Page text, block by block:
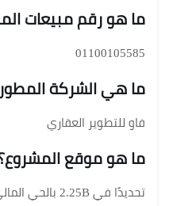
ما هو رقم مبيعات
01100105585
ما هي الشركة
فاو للتطوير العقاري
ما هو موقع
تحديدًا في 2.25B بالحي المالي في منطقة المال والأعمال.